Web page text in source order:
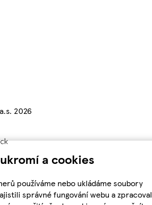
a cookies
používáme nebo ukládáme soubory
správné fungování webu a
2026